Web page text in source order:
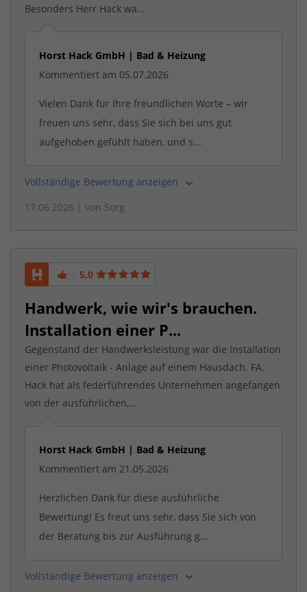
Besonders Herr Hack wa...
Horst Hack GmbH | Bad & Heizung
Kommentiert am 05.07.2026
Vielen Dank für Ihre freundlichen Worte – wir
freuen uns sehr, dass Sie sich bei uns gut
aufgehoben gefühlt haben, und s...
Vollständige Bewertung anzeigen
17.06.2026 | von Sorg
5,0
Handwerk, wie wir's brauchen.
Installation einer P...
Gegenstand der Handwerksleistung war die Installation
einer Photovoltaik - Anlage auf einem Hausdach. FA.
Hack hat als federführendes Unternehmen angefangen
von der ausführlichen,...
Horst Hack GmbH | Bad & Heizung
Kommentiert am 21.05.2026
Herzlichen Dank für diese ausführliche
Bewertung! Es freut uns sehr, dass Sie sich von
der Beratung bis zur Ausführung g...
Vollständige Bewertung anzeigen